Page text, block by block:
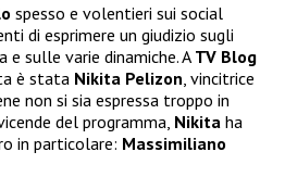
spesso e volentieri sui social
di esprimere un giudizio sugli
sulle varie dinamiche. A TV Blog
è stata Nikita Pelizon , vincitrice
non si sia espressa troppo in
del programma, Nikita ha
in particolare: Massimiliano